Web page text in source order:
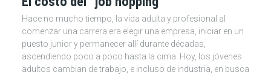
Hace no mucho tiempo, la vida adulta y profesional al
comenzar una carrera era elegir una empresa, iniciar en un
puesto junior y permanecer allí durante décadas,
ascendiendo poco a poco hasta la cima. Hoy, los jóvenes
adultos cambian de trabajo, e incluso de industria, en busca